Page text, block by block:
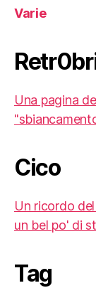
Varie
Una pagina
Cico
Un ricordo
un bel po' di
Tag